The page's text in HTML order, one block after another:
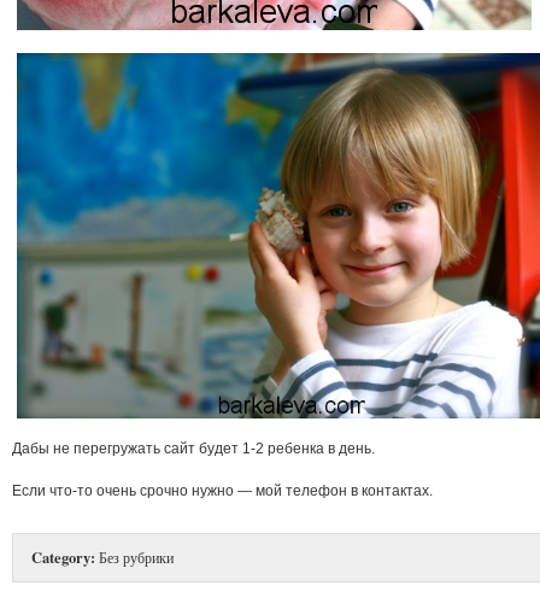
Дабы не перегружать сайт будет 1-2 ребенка в день.
Если что-то очень срочно нужно — мой телефон в контактах.
Category: Без рубрики